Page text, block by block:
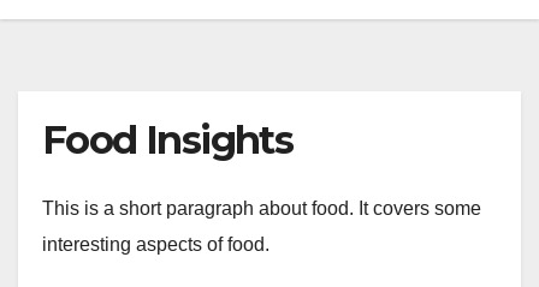
Food Insights
This is a short paragraph about food. It covers some
interesting aspects of food.